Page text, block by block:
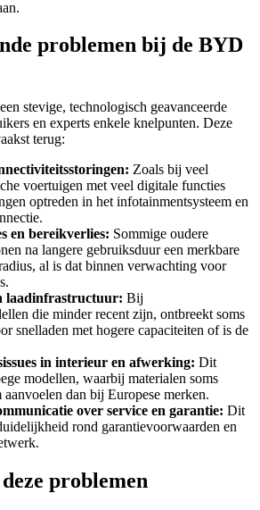
problemen bij de BYD
stevige, technologisch geavanceerde
en experts enkele knelpunten. Deze
terug:
Zoals bij veel
voertuigen met veel digitale functies
optreden in het infotainmentsysteem en
en bereikverlies: Sommige oudere
na langere gebruiksduur een merkbare
al is dat binnen verwachting voor
laadinfrastructuur: Bij
die minder recent zijn, ontbreekt soms
snelladen met hogere capaciteiten of is de
in interieur en afwerking: Dit
modellen, waarbij materialen soms
dan bij Europese merken.
over service en garantie: Dit
rond garantievoorwaarden en
problemen